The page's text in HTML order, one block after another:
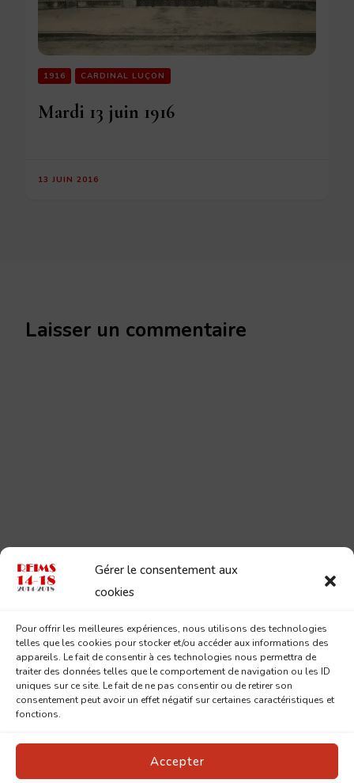
Gérer le consentement aux
cookies
Pour offrir les meilleures expériences, nous utilisons des technologies
telles que les cookies pour stocker et/ou accéder aux informations des
appareils. Le fait de consentir à ces technologies nous permettra de
traiter des données telles que le comportement de navigation ou les ID
uniques sur ce site. Le fait de ne pas consentir ou de retirer son
consentement peut avoir un effet négatif sur certaines caractéristiques et
fonctions.
Accepter
1916 CARDINAL LUÇON
Mardi 13 juin 1916
13 JUIN 2016
Laisser un commentaire